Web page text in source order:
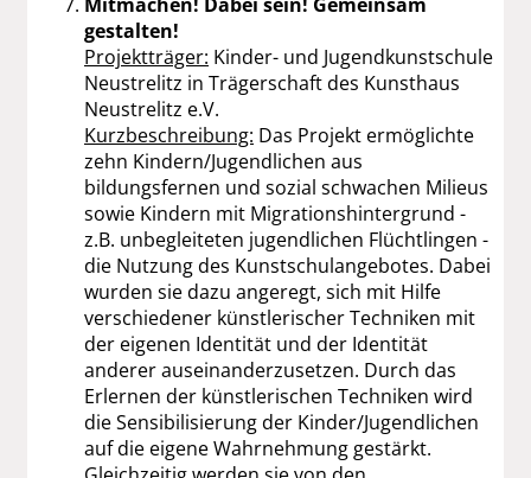
gestalten!
Projektträger: Kinder- und Jugendkunstschule
Neustrelitz in Trägerschaft des Kunsthaus
Neustrelitz e.V.
Kurzbeschreibung: Das Projekt ermöglichte
zehn Kindern/Jugendlichen aus
bildungsfernen und sozial schwachen Milieus
sowie Kindern mit Migrationshintergrund -
z.B. unbegleiteten jugendlichen Flüchtlingen -
die Nutzung des Kunstschulangebotes. Dabei
wurden sie dazu angeregt, sich mit Hilfe
verschiedener künstlerischer Techniken mit
der eigenen Identität und der Identität
anderer auseinanderzusetzen. Durch das
Erlernen der künstlerischen Techniken wird
die Sensibilisierung der Kinder/Jugendlichen
auf die eigene Wahrnehmung gestärkt.